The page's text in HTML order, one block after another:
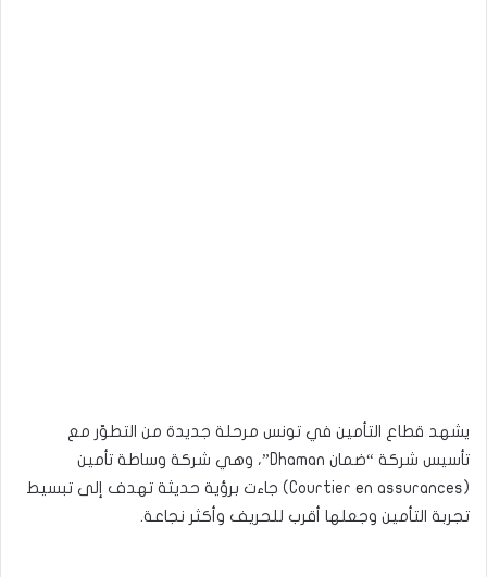
يشهد قطاع التأمين في تونس مرحلة جديدة من التطوّر مع
تأسيس شركة “ضمان Dhaman”، وهي شركة وساطة تأمين
(Courtier en assurances) جاءت برؤية حديثة تهدف إلى تبسيط
تجربة التأمين وجعلها أقرب للحريف وأكثر نجاعة.